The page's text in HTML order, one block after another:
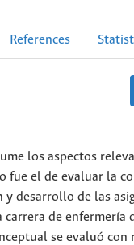
References
los aspectos
fue el de evaluar la
y desarrollo de las
de enfermería
se evaluó